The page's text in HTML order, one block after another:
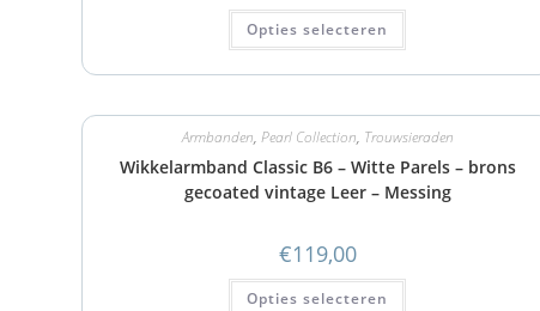
Opties selecteren
Armbanden, Pearl Collection, Trouwsieraden
Wikkelarmband Classic B6 – Witte Parels – brons
gecoated vintage Leer – Messing
€119,00
Opties selecteren